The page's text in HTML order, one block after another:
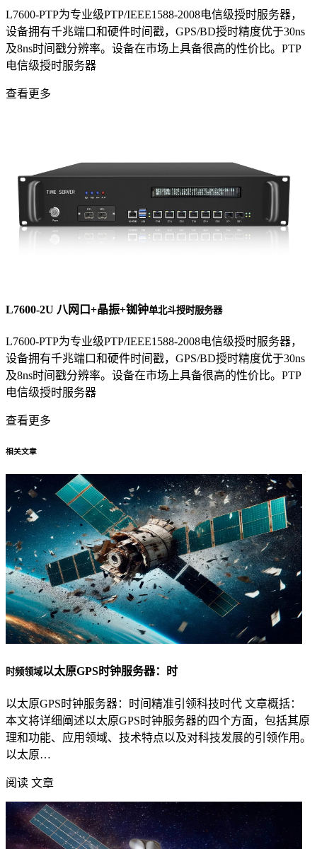
L7600-PTP为专业级PTP/IEEE1588-2008电信级授时服务器，
设备拥有千兆端口和硬件时间戳，GPS/BD授时精度优于30ns
及8ns时间戳分辨率。设备在市场上具备很高的性价比。PTP
电信级授时服务器
查看更多
L7600-2U 八网口+晶振+铷钟单北斗授时服务器
L7600-PTP为专业级PTP/IEEE1588-2008电信级授时服务器，
设备拥有千兆端口和硬件时间戳，GPS/BD授时精度优于30ns
及8ns时间戳分辨率。设备在市场上具备很高的性价比。PTP
电信级授时服务器
查看更多
相关文章
时频领域以太原GPS时钟服务器：时
以太原GPS时钟服务器：时间精准引领科技时代 文章概括：
本文将详细阐述以太原GPS时钟服务器的四个方面，包括其原
理和功能、应用领域、技术特点以及对科技发展的引领作用。
以太原…
阅读 文章